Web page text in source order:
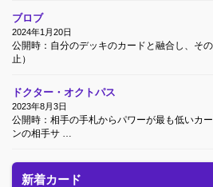
ブロブ
2024年1月20日
公開時：自分のデッキのカードと融合し、そ
止）
ドクター・オクトパス
2023年8月3日
公開時：相手の手札からパワーが最も低いカ
ンの相手サ …
新着カード